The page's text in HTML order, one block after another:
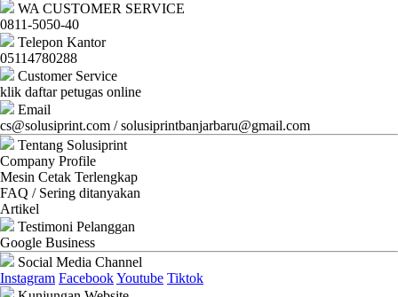
WA CUSTOMER SERVICE
0811-5050-40
Telepon Kantor
05114780288
Customer Service
klik daftar petugas online
Email
cs@solusiprint.com / solusiprintbanjarbaru@gmail.com
Tentang Solusiprint
Company Profile
Mesin Cetak Terlengkap
FAQ / Sering ditanyakan
Artikel
Testimoni Pelanggan
Google Business
Social Media Channel
Instagram FacebookYoutube Tiktok